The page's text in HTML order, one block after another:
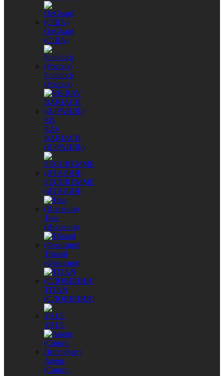
OnGuard
(США)
Pointlock
(Россия)
RB
RAV
BARIACH
(ИЗРАИЛЬ)
SECUREMME
(ИТАЛИЯ)
Tesa
(Испания)
Thirard
(Франция)
TITAN
(СЛОВЕНИЯ)
YALE
Аверс
(Санкт-